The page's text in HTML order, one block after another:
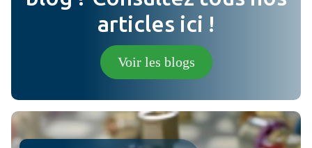
Photo (en option) (jpg, png).
ville examen
articles ici !
Voir les blogs